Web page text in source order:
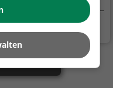
Bar, Bier, Wein, Sn
finden